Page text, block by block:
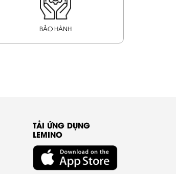
BẢO HÀNH
TẢI ỨNG DỤNG
LEMINO